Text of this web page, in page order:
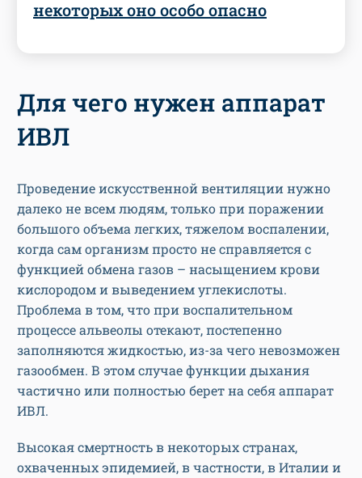
некоторых оно особо опасно
Для чего нужен аппарат
ИВЛ
Проведение искусственной вентиляции нужно
далеко не всем людям, только при поражении
большого объема легких, тяжелом воспалении,
когда сам организм просто не справляется с
функцией обмена газов – насыщением крови
кислородом и выведением углекислоты.
Проблема в том, что при воспалительном
процессе альвеолы отекают, постепенно
заполняются жидкостью, из-за чего невозможен
газообмен. В этом случае функции дыхания
частично или полностью берет на себя аппарат
ИВЛ.
Высокая смертность в некоторых странах,
охваченных эпидемией, в частности, в Италии и